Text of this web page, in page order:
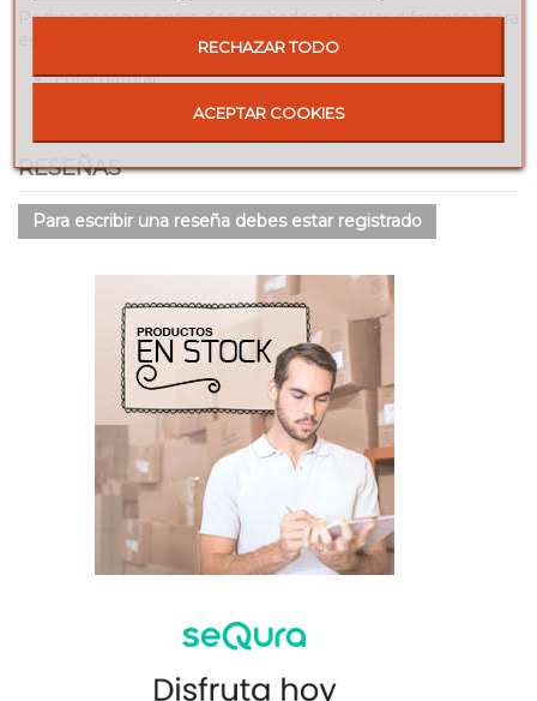
Podrás escoger entre dos acabados de color diferentes para
Forja natural
RESEÑAS
Para escribir una reseña debes estar registrado
RECHAZAR TODO
ACEPTAR COOKIES